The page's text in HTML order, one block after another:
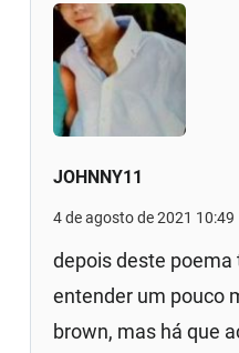
JOHNNY11
4 de agosto de 2021 10:49
depois deste
entender um pouco
brown, mas há que